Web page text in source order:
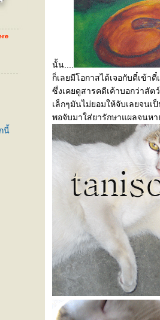
นี้
นั้น....
ก็เลยมีโอกาสได้เจอกับตี๋เข้
ซึ่งเคยดูสารคดีเค้าบอกว่าสั
เล็กๆมันไม่ยอมให้จับเลยจน
พอจับมาใส่ยารักษาแผลจนห